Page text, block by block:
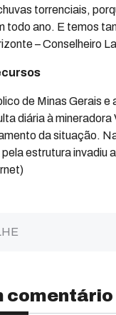
torrenciais,
todo ano. E temos
– Conselheiro
de Minas Gerais
diária à
da situação.
estrutura invadiu
comentário